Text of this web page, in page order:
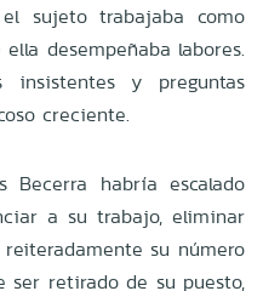
sujeto trabajaba como
desempeñaba labores.
insistentes y preguntas
creciente.
Becerra habría escalado
a su trabajo, eliminar
su número
ser retirado de su puesto,